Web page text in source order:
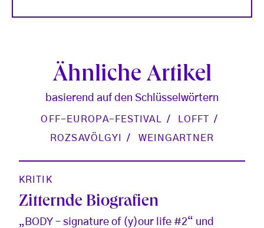
Ähnliche Artikel
basierend auf den Schlüsselwörtern
OFF-EUROPA-FESTIVAL
LOFFT
ROZSAVÖLGYI
WEINGARTNER
KRITIK
Zitternde Biografien
„BODY – signature of (y)our life #2“ und